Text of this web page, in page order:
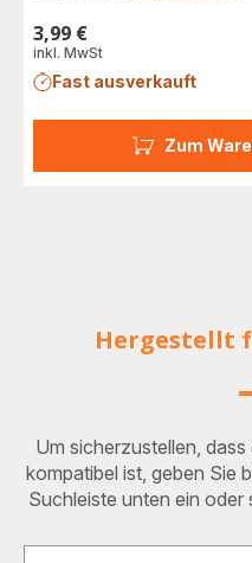
Zum
Preis
3,99 €
inkl. MwSt
Fast ausverkauft
Hergestellt
Um sicherzustellen,
kompatibel ist, geben Sie
Suchleiste unten ein oder